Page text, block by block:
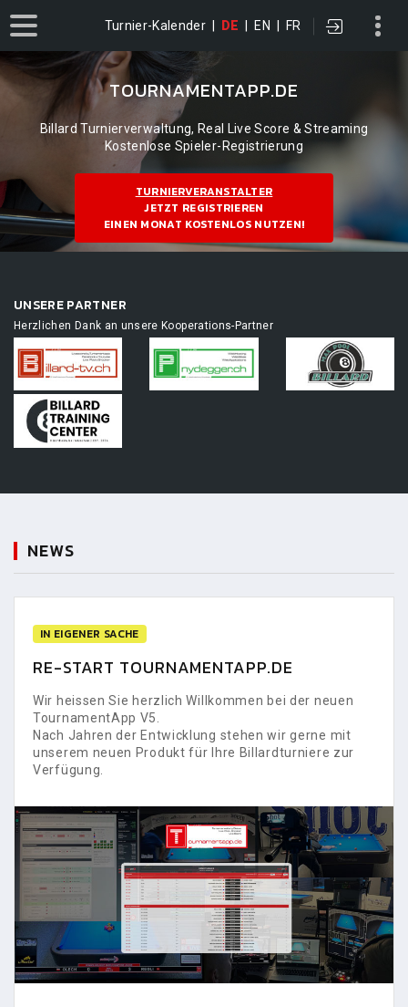
Turnier-Kalender DE EN FR
TOURNAMENTAPP.DE
Billard Turnierverwaltung, Real Live Score & Streaming
Kostenlose Spieler-Registrierung
TURNIERVERANSTALTER
JETZT REGISTRIEREN
EINEN MONAT KOSTENLOS NUTZEN!
UNSERE PARTNER
Herzlichen Dank an unsere Kooperations-Partner
NEWS
IN EIGENER SACHE
RE-START TOURNAMENTAPP.DE
Wir heissen Sie herzlich Willkommen bei der neuen
TournamentApp V5.
Nach Jahren der Entwicklung stehen wir gerne mit
unserem neuen Produkt für Ihre Billardturniere zur
Verfügung.